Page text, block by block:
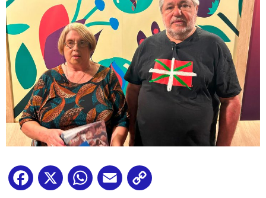
Facebook
X WhatsApp
Email